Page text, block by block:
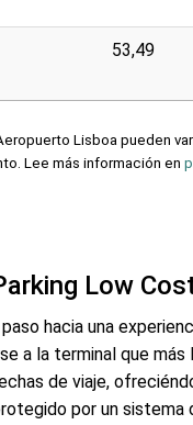
53,49
Lisboa pueden
Lee más información en
Low
hacia una
a la terminal que
de viaje,
por un sistema